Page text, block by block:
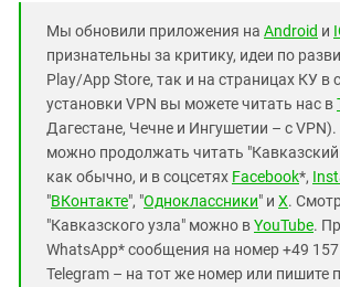
Мы обновили приложения на Android и
признательны за критику, идеи по
Play/App Store, так и на страницах КУ в
установки VPN вы можете читать нас в
Дагестане, Чечне и Ингушетии – с VPN).
можно продолжать читать "Кавказский
как обычно, и в соцсетях Facebook*,
"ВКонтакте", "Одноклассники" и X.
"Кавказского узла" можно вYouTube.
WhatsApp* сообщения на номер +49
Telegram – на тот же номер или пишите